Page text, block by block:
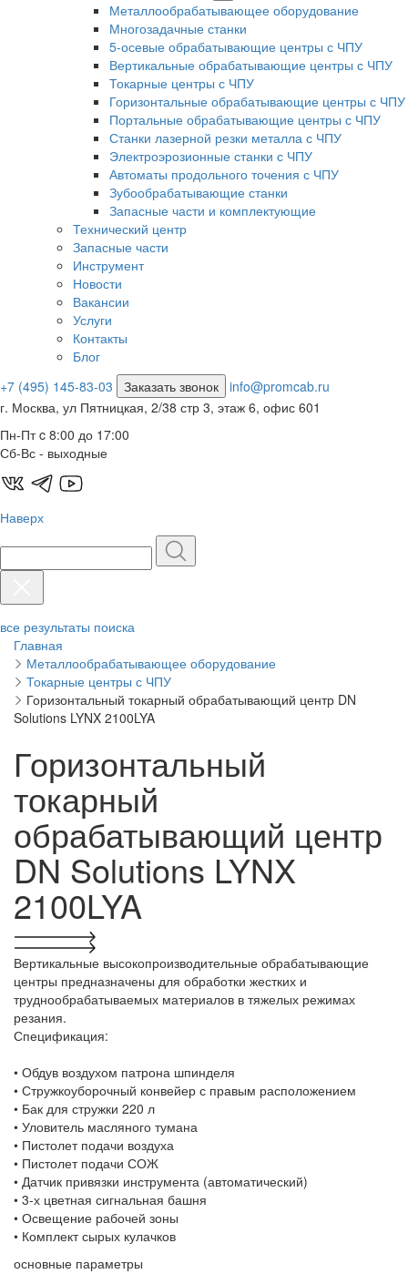
Металлообрабатывающее оборудование
Многозадачные станки
5-осевые обрабатывающие центры с ЧПУ
Вертикальные обрабатывающие центры с ЧПУ
Токарные центры с ЧПУ
Горизонтальные обрабатывающие центры с ЧПУ
Портальные обрабатывающие центры с ЧПУ
Станки лазерной резки металла с ЧПУ
Электроэрозионные станки с ЧПУ
Автоматы продольного точения с ЧПУ
Зубообрабатывающие станки
Запасные части и комплектующие
Технический центр
Запасные части
Инструмент
Новости
Вакансии
Услуги
Контакты
Блог
+7 (495) 145-83-03
Заказать звонок info@promcab.ru
г. Москва, ул Пятницкая, 2/38 стр 3, этаж 6, офис 601
Пн-Пт c 8:00 до 17:00
Сб-Вс - выходные
Наверх
все результаты поиска
Главная
Металлообрабатывающее оборудование
Токарные центры с ЧПУ
Горизонтальный токарный обрабатывающий центр DN
Solutions LYNX 2100LYA
Горизонтальный
токарный
обрабатывающий центр
DN Solutions LYNX
2100LYA
Вертикальные высокопроизводительные обрабатывающие
центры предназначены для обработки жестких и
труднообрабатываемых материалов в тяжелых режимах
резания.
Спецификация:
• Обдув воздухом патрона шпинделя
• Стружкоуборочный конвейер с правым расположением
• Бак для стружки 220 л
• Уловитель масляного тумана
• Пистолет подачи воздуха
• Пистолет подачи СОЖ
• Датчик привязки инструмента (автоматический)
• 3-х цветная сигнальная башня
• Освещение рабочей зоны
• Комплект сырых кулачков
основные параметры